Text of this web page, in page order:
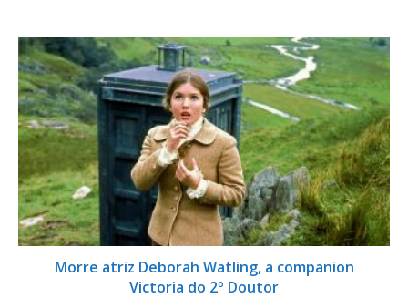
Morre atriz Deborah Watling, a companion
Victoria do 2º Doutor